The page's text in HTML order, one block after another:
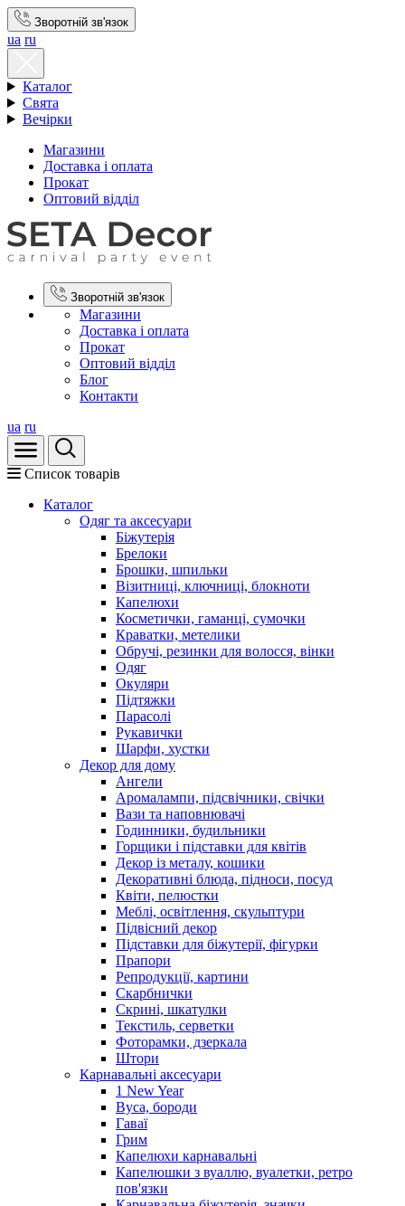
Зворотній зв'язок
ua ru
Каталог
Свята
Вечірки
Магазини
Доставка і оплата
Прокат
Оптовий відділ
Зворотній зв'язок
Магазини
Доставка і оплата
Прокат
Оптовий відділ
Блог
Контакти
ua ru
Список товарів
Каталог
Oдяг та аксесуари
Біжутерія
Брелоки
Брошки, шпильки
Візитниці, ключниці, блокноти
Капелюхи
Косметички, гаманці, сумочки
Краватки, метелики
Обручі, резинки для волосся, вінки
Одяг
Окуляри
Підтяжки
Парасолі
Рукавички
Шарфи, хустки
Декор для дому
Ангели
Аромалампи, підсвічники, свічки
Вази та наповнювачі
Годинники, будильники
Горщики і підставки для квітів
Декор із металу, кошики
Декоративні блюда, підноси, посуд
Квіти, пелюстки
Меблі, освітлення, скульптури
Підвісний декор
Підставки для біжутерії, фігурки
Прапори
Репродукції, картини
Скарбнички
Скрині, шкатулки
Текстиль, серветки
Фоторамки, дзеркала
Штори
Карнавальні аксесуари
1 New Year
Вуса, бороди
Гаваї
Грим
Капелюхи карнавальні
Капелюшки з вуаллю, вуалетки, ретро
пов'язки